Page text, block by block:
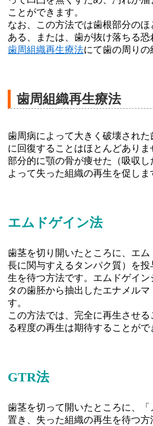
ことができます。
なお、この方法では歯根部分の
ある、または、歯が抜け落ちる恐
歯周組織再生療法にて歯の周りの
歯周組織再生療法
歯周病によって大きく破壊され
に回復することはほとんどありま
部分的に顎の骨が痩せた（吸収
よって失った組織の再生を促しま
エムドゲイン法
歯茎を切り開いたところに、エ
長に関与すえるタンパク質）を
生を待つ方法です。エムドゲイ
タの歯胚から抽出したエナメル
す。
この方法では、完全に再生させ
る程度の再生は期待することがで
GTR法
歯茎を切って開いたところに、
置き、失った組織の再生を待つ